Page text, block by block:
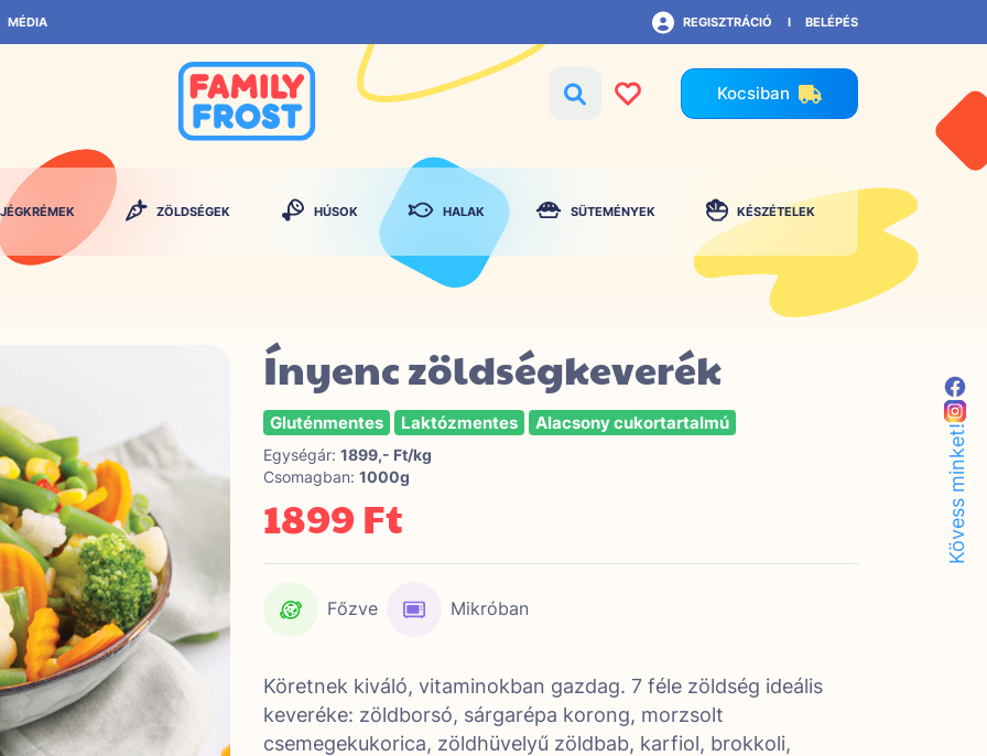
MÉDIA REGISZTRÁCIÓ BELÉPÉS
Kocsiban
JÉGKRÉMEK ZÖLDSÉGEK HÚSOK HALAK SÜTEMÉNYEK KÉSZÉTELEK
Ínyenc zöldségkeverék
Gluténmentes Laktózmentes Alacsony cukortartalmú
Egységár: 1899,- Ft/kg
Csomagban: 1000g
1899 Ft
Főzve Mikróban
Köretnek kiváló, vitaminokban gazdag. 7 féle zöldség ideális
keveréke: zöldborsó, sárgarépa korong, morzsolt
csemegekukorica, zöldhüvelyű zöldbab, karfiol, brokkoli,
Kövess minket!